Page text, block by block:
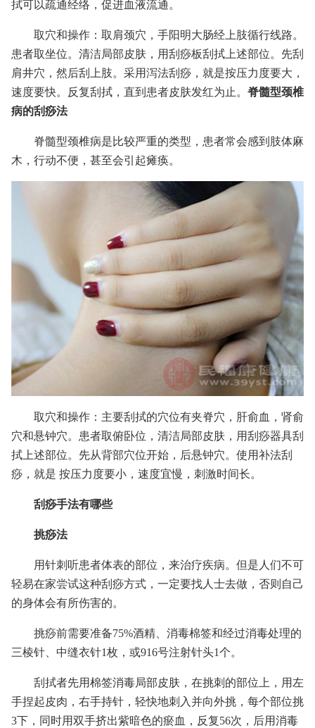
拭可以疏通经络，促进血液流通。
取穴和操作：取肩颈穴，手阳明大肠经上肢循行线路。
患者取坐位。清洁局部皮肤，用刮痧板刮拭上述部位。先刮
肩井穴，然后刮上肢。采用泻法刮痧，就是按压力度要大，
速度要快。反复刮拭，直到患者皮肤发红为止。脊髓型颈椎
病的刮痧法
脊髓型颈椎病是比较严重的类型，患者常会感到肢体麻
木，行动不便，甚至会引起瘫痪。
取穴和操作：主要刮拭的穴位有夹脊穴，肝俞血，肾俞
穴和悬钟穴。患者取俯卧位，清洁局部皮肤，用刮痧器具刮
拭上述部位。先从背部穴位开始，后悬钟穴。使用补法刮
痧，就是 按压力度要小，速度宜慢，刺激时间长。
刮痧手法有哪些
挑痧法
用针刺听患者体表的部位，来治疗疾病。但是人们不可
轻易在家尝试这种刮痧方式，一定要找人士去做，否则自己
的身体会有所伤害的。
挑痧前需要准备75%酒精、消毒棉签和经过消毒处理的
三棱针、中缝衣针1枚，或916号注射针头1个。
刮拭者先用棉签消毒局部皮肤，在挑刺的部位上，用左
手捏起皮肉，右手持针，轻快地刺入并向外挑，每个部位挑
3下，同时用双手挤出紫暗色的瘀血，反复56次，后用消毒